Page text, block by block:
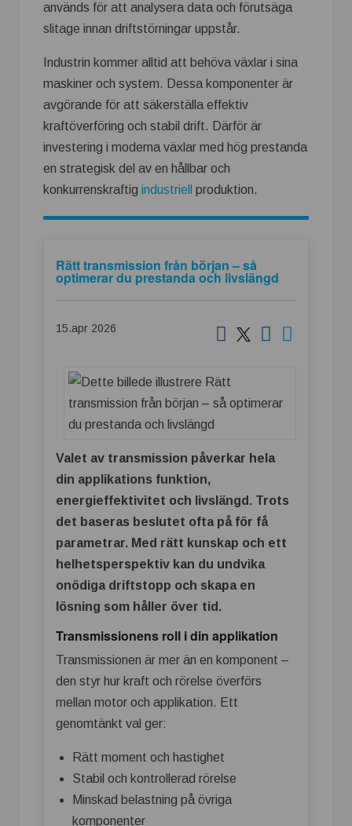
används för att analysera data och förutsäga
slitage innan driftstörningar uppstår.
Industrin kommer alltid att behöva växlar i sina
maskiner och system. Dessa komponenter är
avgörande för att säkerställa effektiv
kraftöverföring och stabil drift. Därför är
investering i moderna växlar med hög prestanda
en strategisk del av en hållbar och
konkurrenskraftig industriell produktion.
Rätt transmission från början – så
optimerar du prestanda och livslängd
15.apr 2026
Valet av transmission påverkar hela
din applikations funktion,
energieffektivitet och livslängd. Trots
det baseras beslutet ofta på för få
parametrar. Med rätt kunskap och ett
helhetsperspektiv kan du undvika
onödiga driftstopp och skapa en
lösning som håller över tid.
Transmissionens roll i din applikation
Transmissionen är mer än en komponent –
den styr hur kraft och rörelse överförs
mellan motor och applikation. Ett
genomtänkt val ger:
Rätt moment och hastighet
Stabil och kontrollerad rörelse
Minskad belastning på övriga
komponenter